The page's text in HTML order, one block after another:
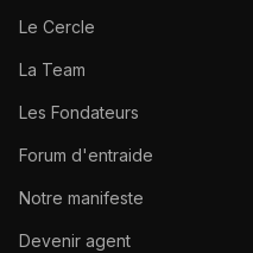
Le Cercle
La Team
Les Fondateurs
Forum d'entraide
Notre manifeste
Devenir agent